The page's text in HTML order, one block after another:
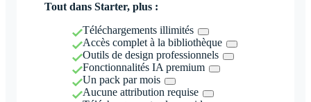
Tout dans Starter, plus :
Téléchargements illimités
Accès complet à la bibliothèque
Outils de design professionnels
Fonctionnalités IA premium
Un pack par mois
Aucune attribution requise